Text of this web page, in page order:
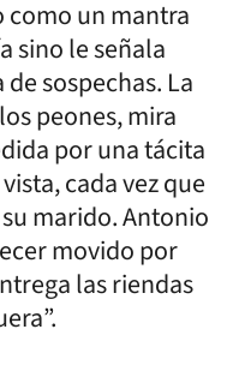
como un mantra
sino le señala
sospechas. La
peones, mira
por una tácita
cada vez que
marido. Antonio
movido por
las riendas